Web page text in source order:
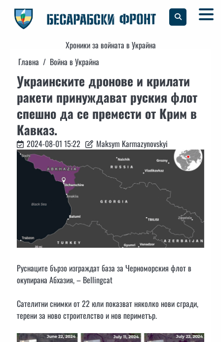
content
Хроники за войната в Украйна
Главна
Война в Украйна
Украинските дронове и крилати
ракети принуждават руския флот
спешно да се премести от Крим в
Кавказ.
2024-08-01 15:22 Maksym Karmazynovskyi
Руснаците бързо изграждат база за Черноморския флот в
окупирана Абхазия, – Bellingcat
Сателитни снимки от 22 юли показват няколко нови сгради,
терени за ново строителство и нов периметър.